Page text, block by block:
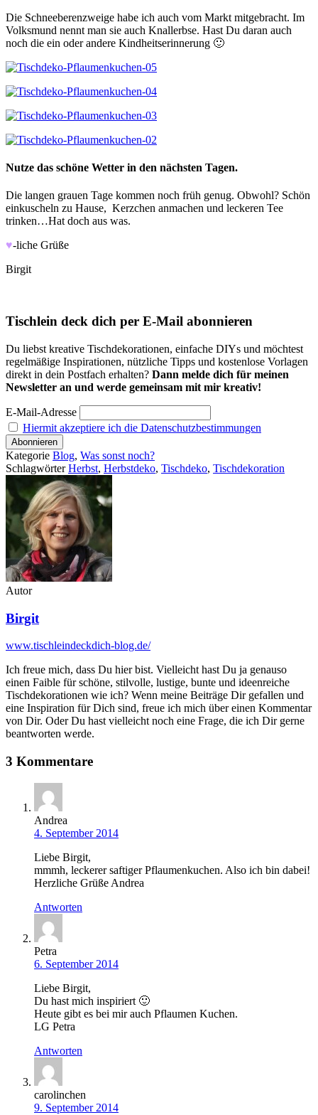
Die Schneeberenzweige habe ich auch vom Markt mitgebracht. Im
Volksmund nennt man sie auch Knallerbse. Hast Du daran auch
noch die ein oder andere Kindheitserinnerung 🙂
Nutze das schöne Wetter in den nächsten Tagen.
Die langen grauen Tage kommen noch früh genug. Obwohl? Schön
einkuscheln zu Hause, Kerzchen anmachen und leckeren Tee
trinken…Hat doch aus was.
♥-liche Grüße
Birgit
Tischlein deck dich per E-Mail abonnieren
Du liebst kreative Tischdekorationen, einfache DIYs und möchtest
regelmäßige Inspirationen, nützliche Tipps und kostenlose Vorlagen
direkt in dein Postfach erhalten? Dann melde dich für meinen
Newsletter an und werde gemeinsam mit mir kreativ!
E-Mail-Adresse
Hiermit akzeptiere ich die Datenschutzbestimmungen
Kategorie Blog, Was sonst noch?
SchlagwörterHerbst, Herbstdeko, Tischdeko, Tischdekoration
Autor
Birgit
www.tischleindeckdich-blog.de/
Ich freue mich, dass Du hier bist. Vielleicht hast Du ja genauso
einen Faible für schöne, stilvolle, lustige, bunte und ideenreiche
Tischdekorationen wie ich? Wenn meine Beiträge Dir gefallen und
eine Inspiration für Dich sind, freue ich mich über einen Kommentar
von Dir. Oder Du hast vielleicht noch eine Frage, die ich Dir gerne
beantworten werde.
3 Kommentare
Andrea
4. September 2014
Liebe Birgit,
mmmh, leckerer saftiger Pflaumenkuchen. Also ich bin dabei!
Herzliche Grüße Andrea
Antworten
Petra
6. September 2014
Liebe Birgit,
Du hast mich inspiriert 🙂
Heute gibt es bei mir auch Pflaumen Kuchen.
LG Petra
Antworten
carolinchen
9. September 2014